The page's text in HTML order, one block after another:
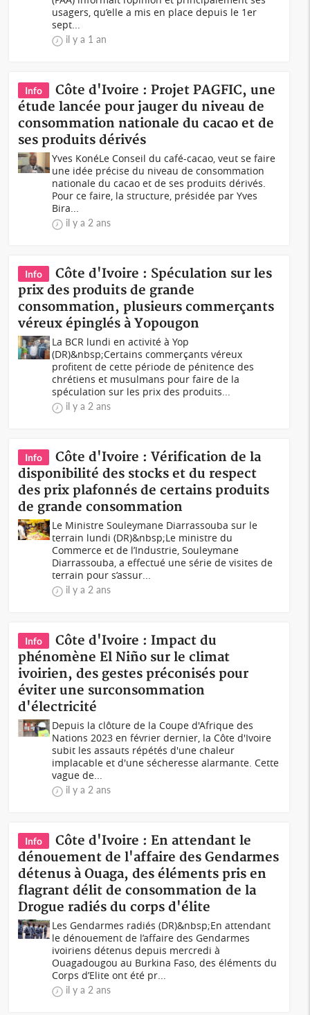
usagers, qu’elle a mis en place depuis le 1er
sept...
il y a 1 an
Info
Côte d'Ivoire : Projet PAGFIC, une
étude lancée pour jauger du niveau de
consommation nationale du cacao et de
ses produits dérivés
Yves KonéLe Conseil du café-cacao, veut se faire
une idée précise du niveau de consommation
nationale du cacao et de ses produits dérivés.
Pour ce faire, la structure, présidée par Yves
Bira...
il y a 2 ans
Info
Côte d'Ivoire : Spéculation sur les
prix des produits de grande
consommation, plusieurs commerçants
véreux épinglés à Yopougon
La BCR lundi en activité à Yop
(DR)&nbsp;Certains commerçants véreux
profitent de cette période de pénitence des
chrétiens et musulmans pour faire de la
spéculation sur les prix des produits...
il y a 2 ans
Info
Côte d'Ivoire : Vérification de la
disponibilité des stocks et du respect
des prix plafonnés de certains produits
de grande consommation
Le Ministre Souleymane Diarrassouba sur le
terrain lundi (DR)&nbsp;Le ministre du
Commerce et de l’Industrie, Souleymane
Diarrassouba, a effectué une série de visites de
terrain pour s’assur...
il y a 2 ans
Info
Côte d'Ivoire : Impact du
phénomène El Niño sur le climat
ivoirien, des gestes préconisés pour
éviter une surconsommation
d'électricité
Depuis la clôture de la Coupe d'Afrique des
Nations 2023 en février dernier, la Côte d'Ivoire
subit les assauts répétés d'une chaleur
implacable et d'une sécheresse alarmante. Cette
vague de...
il y a 2 ans
Info
Côte d'Ivoire : En attendant le
dénouement de l'affaire des Gendarmes
détenus à Ouaga, des éléments pris en
flagrant délit de consommation de la
Drogue radiés du corps d'élite
Les Gendarmes radiés (DR)&nbsp;En attendant
le dénouement de l’affaire des Gendarmes
ivoiriens détenus depuis mercredi à
Ouagadougou au Burkina Faso, des éléments du
Corps d’Elite ont été pr...
il y a 2 ans